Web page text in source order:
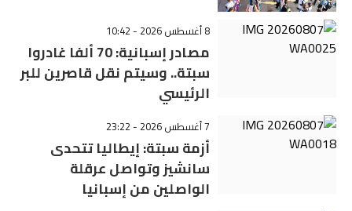
8 أغسطس 2026 - 10:42
مصادر إسبانية: 70 ألفا غادروا
سبتة.. وسيتم نقل قاصرين للبر
الرئيسي
7 أغسطس 2026 - 23:22
أزمة سبتة: إيطاليا تتحدى
سانشيز وتواصل عرقلة
الواصلين من إسبانيا